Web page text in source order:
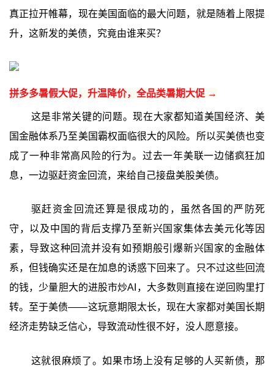
真正拉开帷幕，现在美国面临的最大问题，就是随着上限提
升，这新发的美债，究竟由谁来买？
拼多多暑假大促，升温降价，全品类暑期大促 →
这是非常关键的问题。现在大家都知道美国经济、美
国金融体系乃至美国霸权面临很大的风险。所以买美债也变
成了一种非常高风险的行为。过去一年美联一边储疯狂加
息，一边驱赶资金回流，来给自己接盘美股美债。
驱赶资金回流还算是很成功的，虽然各国的严防死
守，以及中国的背后支撑乃至新兴国家集体去美元化等因
素，导致这种回流并没有如预期般引爆新兴国家的金融体
系，但钱确实还是在加息的诱惑下回来了。只不过这些回流
的钱，少量胆大的进股市炒AI，大多数则直接在逆回购里打
转。至于美债——这玩意期限太长，现在大家都对美国长期
经济走势缺乏信心，导致流动性很不好，没人愿意接。
这就很麻烦了。如果市场上没有足够的人买新债，那